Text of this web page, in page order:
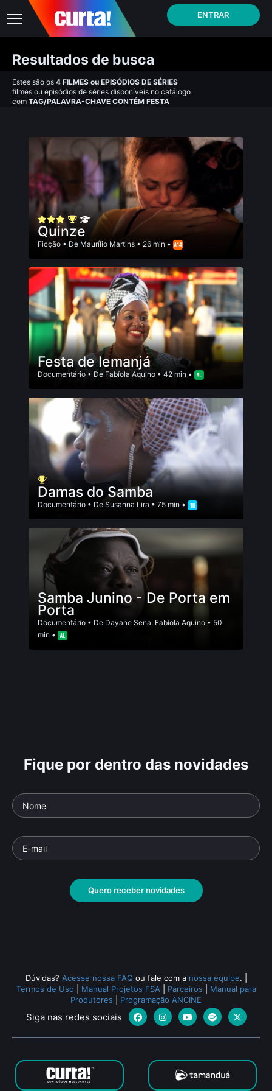
ENTRAR
Resultados de busca
Estes são os 4 FILMES ou EPISÓDIOS DE SÉRIES
filmes ou episódios de séries disponíveis no catálogo
com TAG/PALAVRA-CHAVE CONTÉM FESTA
Quinze
Ficção • De Maurí­lio Martins • 26 min •
Festa de Iemanjá
Documentário • De Fabí­ola Aquino • 42 min •
Damas do Samba
Documentário • De Susanna Lira • 75 min •
Samba Junino - De Porta em
Porta
Documentário • De Dayane Sena, Fabí­ola Aquino • 50
min •
Fique por dentro das novidades
Quero receber novidades
Dúvidas? Acesse nossa FAQ ou fale com a nossa equipe.
Termos de Uso
Manual Projetos FSA Parceiros
Manual para
Produtores
Programação ANCINE
Siga nas redes sociais